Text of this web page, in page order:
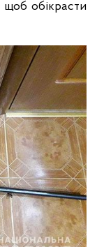
щоб обікрасти